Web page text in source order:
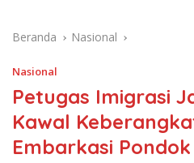
Beranda Nasional
Nasional
Petugas Imigrasi
Kawal
Embarkasi Pondok